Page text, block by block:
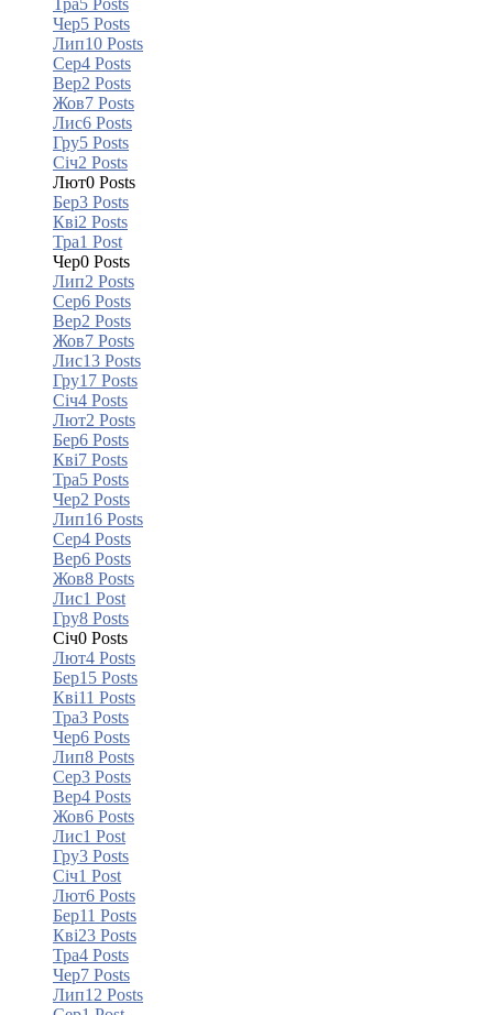
Чер5 Posts
Лип10 Posts
Сер4 Posts
Вер2 Posts
Жов7 Posts
Лис6 Posts
Гру5 Posts
Січ2 Posts
Лют0 Posts
Бер3 Posts
Кві2 Posts
Тра1 Post
Чер0 Posts
Лип2 Posts
Сер6 Posts
Вер2 Posts
Жов7 Posts
Лис13 Posts
Гру17 Posts
Січ4 Posts
Лют2 Posts
Бер6 Posts
Кві7 Posts
Тра5 Posts
Чер2 Posts
Лип16 Posts
Сер4 Posts
Вер6 Posts
Жов8 Posts
Лис1 Post
Гру8 Posts
Січ0 Posts
Лют4 Posts
Бер15 Posts
Кві11 Posts
Тра3 Posts
Чер6 Posts
Лип8 Posts
Сер3 Posts
Вер4 Posts
Жов6 Posts
Лис1 Post
Гру3 Posts
Січ1 Post
Лют6 Posts
Бер11 Posts
Кві23 Posts
Тра4 Posts
Чер7 Posts
Лип12 Posts